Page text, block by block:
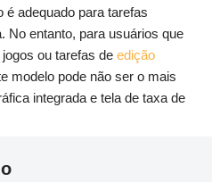
adequado para tarefas
No entanto, para usuários que
ou tarefas de edição
modelo pode não ser o mais
integrada e tela de taxa de